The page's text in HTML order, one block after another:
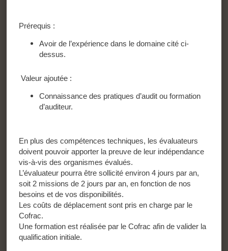
Prérequis :
Avoir de l’expérience dans le domaine cité ci-
dessus.
Valeur ajoutée :
Connaissance des pratiques d’audit ou formation
d’auditeur.
En plus des compétences techniques, les évaluateurs
doivent pouvoir apporter la preuve de leur indépendance
vis-à-vis des organismes évalués.
L’évaluateur pourra être sollicité environ 4 jours par an,
soit 2 missions de 2 jours par an, en fonction de nos
besoins et de vos disponibilités.
Les coûts de déplacement sont pris en charge par le
Cofrac.
Une formation est réalisée par le Cofrac afin de valider la
qualification initiale.